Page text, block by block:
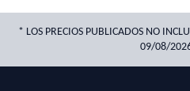
* LOS PRECIOS PUBLICADOS NO
09/08/